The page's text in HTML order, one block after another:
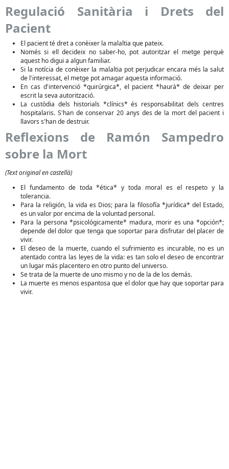
Regulació Sanitària i Drets del
Pacient
El pacient té dret a conèixer la malaltia que pateix.
Només si ell decideix no saber-ho, pot autoritzar el metge perquè
aquest ho digui a algun familiar.
Si la notícia de conèixer la malaltia pot perjudicar encara més la salut
de l'interessat, el metge pot amagar aquesta informació.
En cas d'intervenció *quirúrgica*, el pacient *haurà* de deixar per
escrit la seva autorització.
La custòdia dels historials *clínics* és responsabilitat dels centres
hospitalaris. S'han de conservar 20 anys des de la mort del pacient i
llavors s'han de destruir.
Reflexions de Ramón Sampedro
sobre la Mort
(Text original en castellà)
El fundamento de toda *ética* y toda moral es el respeto y la
tolerancia.
Para la religión, la vida es Dios; para la filosofía *jurídica* del Estado,
es un valor por encima de la voluntad personal.
Para la persona *psicológicamente* madura, morir es una *opción*;
depende del dolor que tenga que soportar para disfrutar del placer de
vivir.
El deseo de la muerte, cuando el sufrimiento es incurable, no es un
atentado contra las leyes de la vida: es tan solo el deseo de encontrar
un lugar más placentero en otro punto del universo.
Se trata de la muerte de uno mismo y no de la de los demás.
La muerte es menos espantosa que el dolor que hay que soportar para
vivir.